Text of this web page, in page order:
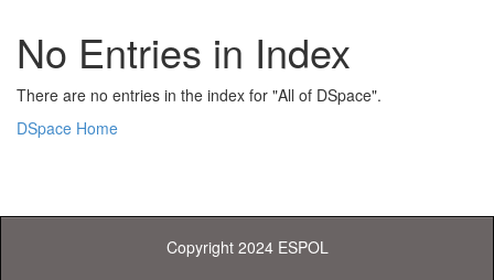
No Entries in Index
There are no entries in the index for "All of DSpace".
DSpace Home
Copyright 2024 ESPOL